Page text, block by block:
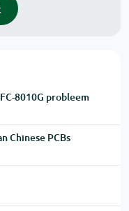
8010G probleem
Chinese PCBs